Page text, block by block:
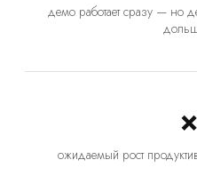
демо работает сразу — но
ожидаемый рост